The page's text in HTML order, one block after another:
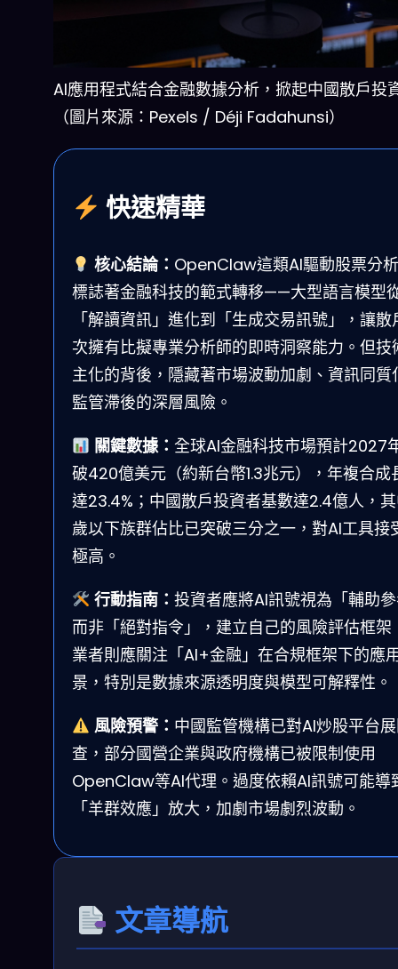
AI應用程式結合金融數據分析，掀起中國散戶投
（圖片來源：Pexels / Déji Fadahunsi）
快速精華
核心結論： OpenClaw這類AI驅動股票分
標誌著金融科技的範式轉移——大型語言模型
「解讀資訊」進化到「生成交易訊號」，讓散
次擁有比擬專業分析師的即時洞察能力。但技
主化的背後，隱藏著市場波動加劇、資訊同質
監管滯後的深層風險。
關鍵數據： 全球AI金融科技市場預計2027
破420億美元（約新台幣1.3兆元），年複合成
達23.4%；中國散戶投資者基數達2.4億人，
歲以下族群佔比已突破三分之一，對AI工具接
極高。
行動指南： 投資者應將AI訊號視為「輔助
而非「絕對指令」，建立自己的風險評估框架
業者則應關注「AI+金融」在合規框架下的應
景，特別是數據來源透明度與模型可解釋性。
風險預警： 中國監管機構已對AI炒股平台
查，部分國營企業與政府機構已被限制使用
OpenClaw等AI代理。過度依賴AI訊號可能導
「羊群效應」放大，加劇市場劇烈波動。
文章導航